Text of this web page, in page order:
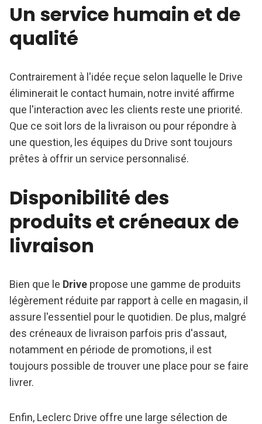
Un service humain et de
qualité
Contrairement à l'idée reçue selon laquelle le Drive
éliminerait le contact humain, notre invité affirme
que l'interaction avec les clients reste une priorité.
Que ce soit lors de la livraison ou pour répondre à
une question, les équipes du Drive sont toujours
prêtes à offrir un service personnalisé.
Disponibilité des
produits et créneaux de
livraison
Bien que le Drive propose une gamme de produits
légèrement réduite par rapport à celle en magasin, il
assure l'essentiel pour le quotidien. De plus, malgré
des créneaux de livraison parfois pris d'assaut,
notamment en période de promotions, il est
toujours possible de trouver une place pour se faire
livrer.
Enfin, Leclerc Drive offre une large sélection de